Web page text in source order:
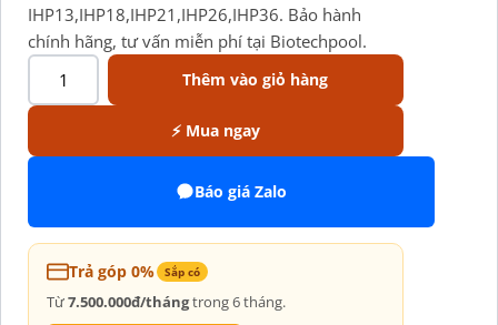
IHP13,IHP18,IHP21,IHP26,IHP36. Bảo hành
chính hãng, tư vấn miễn phí tại Biotechpool.
Thêm vào giỏ hàng
⚡ Mua ngay
Báo giá Zalo
Trả góp 0% Sắp có
Từ7.500.000đ/thángtrong 6 tháng.